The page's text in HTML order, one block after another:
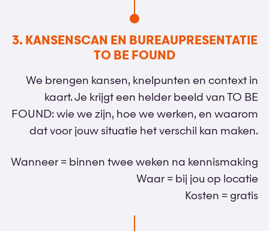
3. KANSENSCAN EN BUREAUPRESENTATIE
TO BE FOUND
We brengen kansen, knelpunten en context in
kaart. Je krijgt een helder beeld van TO BE
FOUND: wie we zijn, hoe we werken, en waarom
dat voor jouw situatie het verschil kan maken.
Wanneer = binnen twee weken na kennismaking
Waar = bij jou op locatie
Kosten = gratis